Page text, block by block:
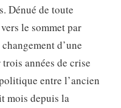
Dénué de toute
le sommet par
d’une
années de crise
entre l’ancien
mois depuis la